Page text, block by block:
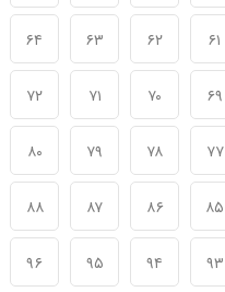
۶۱ ۶۲ ۶۳ ۶۴
۶۹ ۷۰ ۷۱ ۷۲
۷۷ ۷۸ ۷۹ ۸۰
۸۵ ۸۶ ۸۷ ۸۸
۹۳ ۹۴ ۹۵ ۹۶